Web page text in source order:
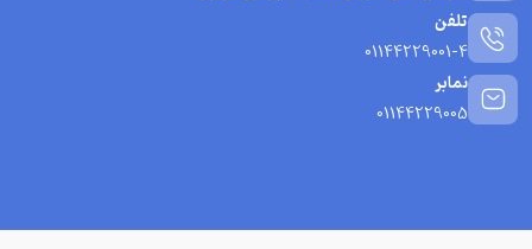
تلفن
01144229001-4
نمابر
01144229005